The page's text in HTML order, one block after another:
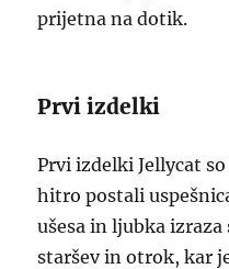
prijetna na dotik.
Prvi izdelki
Prvi izdelki Jellycat
hitro postali
ušesa in ljubka
staršev in otrok, kar